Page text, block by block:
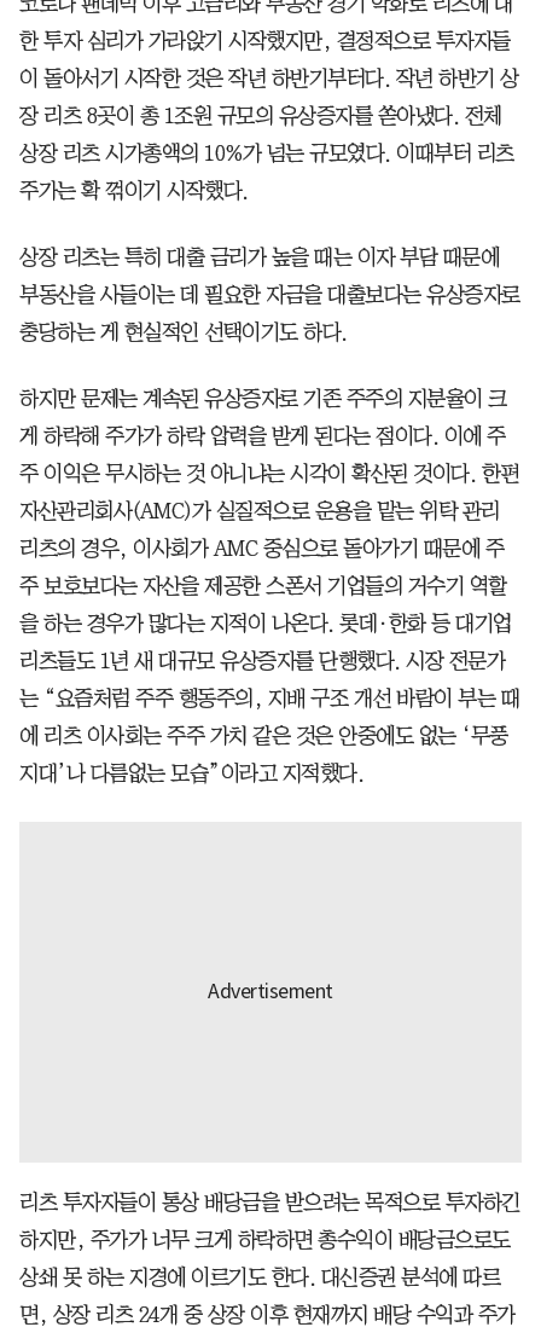
한 투자 심리가 가라앉기 시작했지만, 결정적으로 투자자들
이 돌아서기 시작한 것은 작년 하반기부터다. 작년 하반기 상
장 리츠 8곳이 총 1조원 규모의 유상증자를 쏟아냈다. 전체
상장 리츠 시가총액의 10%가 넘는 규모였다. 이때부터 리츠
주가는 확 꺾이기 시작했다.
상장 리츠는 특히 대출 금리가 높을 때는 이자 부담 때문에
부동산을 사들이는 데 필요한 자금을 대출보다는 유상증자로
충당하는 게 현실적인 선택이기도 하다.
하지만 문제는 계속된 유상증자로 기존 주주의 지분율이 크
게 하락해 주가가 하락 압력을 받게 된다는 점이다. 이에 주
주 이익은 무시하는 것 아니냐는 시각이 확산된 것이다. 한편
자산관리회사(AMC)가 실질적으로 운용을 맡는 위탁 관리
리츠의 경우, 이사회가 AMC 중심으로 돌아가기 때문에 주
주 보호보다는 자산을 제공한 스폰서 기업들의 거수기 역할
을 하는 경우가 많다는 지적이 나온다. 롯데·한화 등 대기업
리츠들도 1년 새 대규모 유상증자를 단행했다. 시장 전문가
는 “요즘처럼 주주 행동주의, 지배 구조 개선 바람이 부는 때
에 리츠 이사회는 주주 가치 같은 것은 안중에도 없는 ‘무풍
지대’나 다름없는 모습”이라고 지적했다.
리츠 투자자들이 통상 배당금을 받으려는 목적으로 투자하긴
하지만, 주가가 너무 크게 하락하면 총수익이 배당금으로도
상쇄 못 하는 지경에 이르기도 한다. 대신증권 분석에 따르
면, 상장 리츠 24개 중 상장 이후 현재까지 배당 수익과 주가